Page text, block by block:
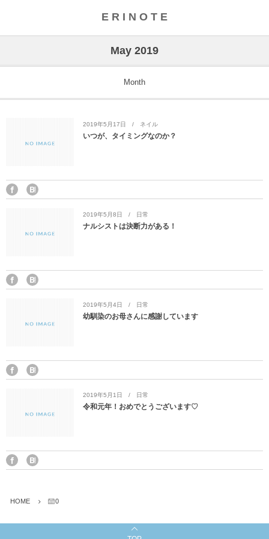
E R I N O T E
May 2019
Month
2019年5月17日 ネイル
いつが、タイミングなのか？
2019年5月8日 日常
ナルシストは決断力がある！
2019年5月4日 日常
幼馴染のお母さんに感謝しています
2019年5月1日 日常
令和元年！おめでとうございます♡
HOME 0